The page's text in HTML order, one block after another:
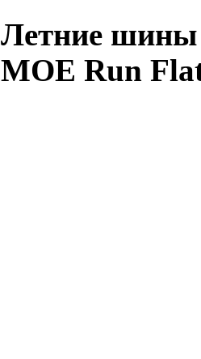
Летние шины
MOE Run